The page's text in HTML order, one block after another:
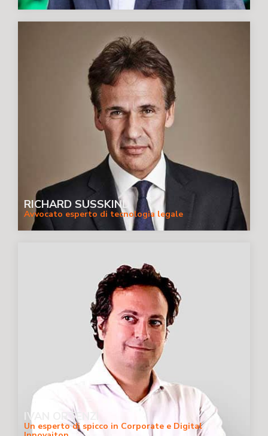
RICHARD SUSSKIND
Avvocato esperto di tecnologia legale
IVAN ORTENZI
Un esperto di spicco in Corporate e Digital